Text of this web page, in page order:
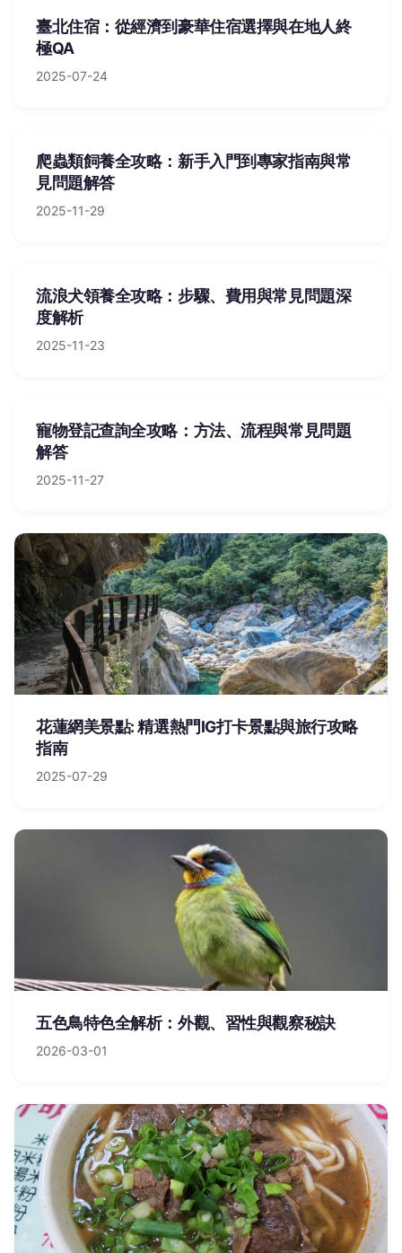
臺北住宿：從經濟到豪華住宿選擇與在地人終
極QA
2025-07-24
爬蟲類飼養全攻略：新手入門到專家指南與常
見問題解答
2025-11-29
流浪犬領養全攻略：步驟、費用與常見問題深
度解析
2025-11-23
寵物登記查詢全攻略：方法、流程與常見問題
解答
2025-11-27
花蓮網美景點: 精選熱門IG打卡景點與旅行攻略
指南
2025-07-29
五色鳥特色全解析：外觀、習性與觀察秘訣
2026-03-01